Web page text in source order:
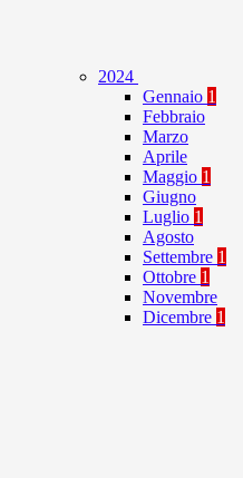
2024
Gennaio 1
Febbraio
Marzo
Aprile
Maggio 1
Giugno
Luglio 1
Agosto
Settembre 1
Ottobre 1
Novembre
Dicembre 1